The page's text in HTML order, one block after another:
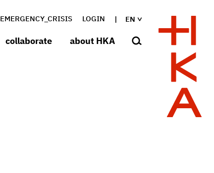
EN
EMERGENCY_CRISIS LOGIN
collaborate about HKA